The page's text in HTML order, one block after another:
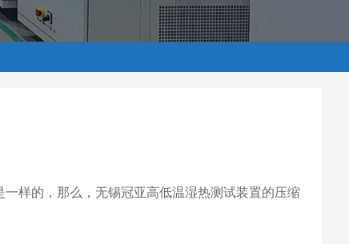
样的，那么，无锡冠亚高低温湿热测试装置的压缩